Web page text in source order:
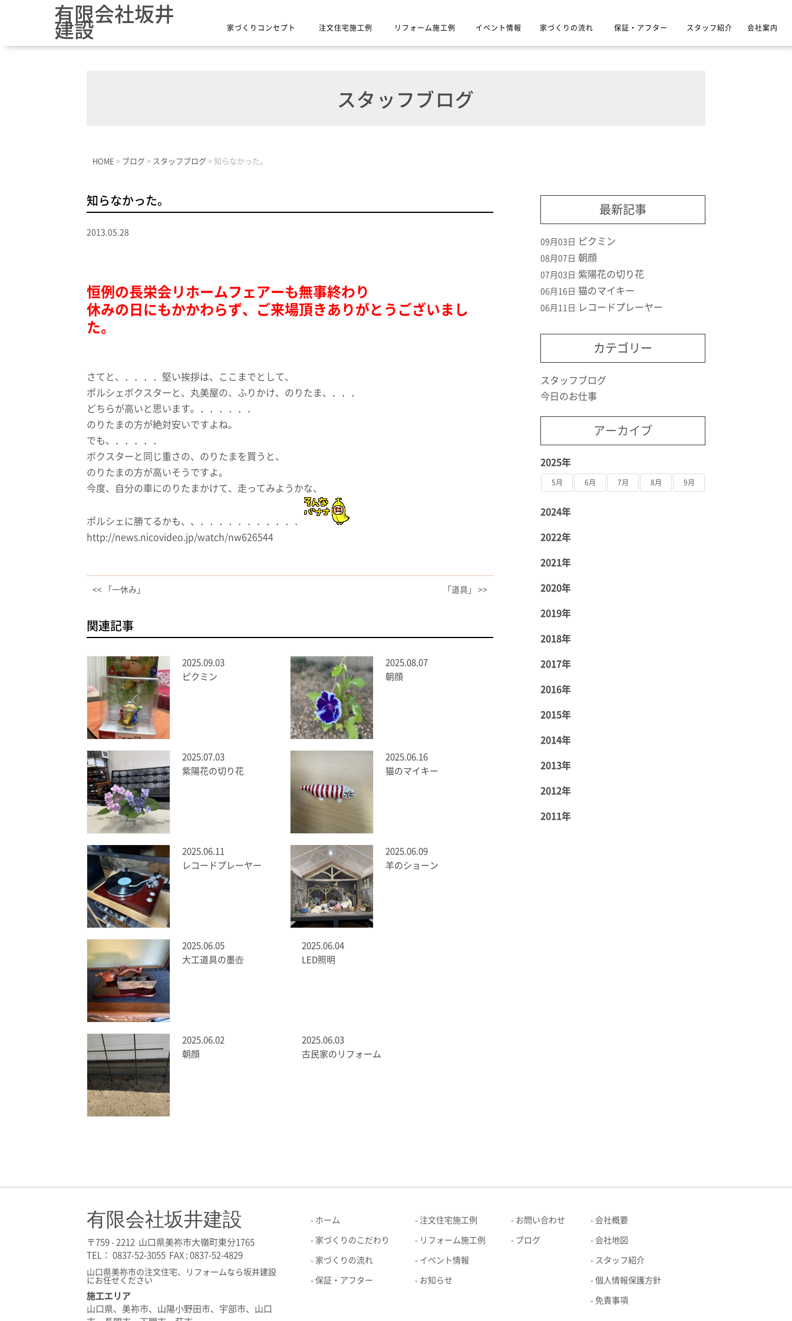
有限会社坂井
建設 家づくりコンセプト 注文住宅施工例 リフォーム施工例 イベント情報 家づくりの流れ 保証・アフター スタッフ紹介 会社案内
スタッフブログ
HOME > ブログ > スタッフブログ > 知らなかった。
知らなかった。
2013.05.28
恒例の長栄会リホームフェアーも無事終わり
休みの日にもかかわらず、ご来場頂きありがとうございまし
た。
さてと、．．．．堅い挨拶は、ここまでとして、
ポルシェボクスターと、丸美屋の、ふりかけ、のりたま、．．．
どちらが高いと思います。．．．．．．
のりたまの方が絶対安いですよね。
でも、．．．．．
ボクスターと同じ重さの、のりたまを買うと、
のりたまの方が高いそうですよ。
今度、自分の車にのりたまかけて、走ってみようかな、
ポルシェに勝てるかも、、．．．．．．．．．．．
http://news.nicovideo.jp/watch/nw626544
<< 「一休み」 「道具」 >>
関連記事
2025.09.03
ピクミン
2025.08.07
朝顔
2025.07.03
紫陽花の切り花
2025.06.16
猫のマイキー
2025.06.11
レコードプレーヤー
2025.06.09
羊のショーン
2025.06.05
大工道具の墨壺
2025.06.04
LED照明
2025.06.02
朝顔
2025.06.03
古民家のリフォーム
最新記事
09月03日 ピクミン
08月07日 朝顔
07月03日 紫陽花の切り花
06月16日 猫のマイキー
06月11日 レコードプレーヤー
カテゴリー
スタッフブログ
今日のお仕事
アーカイブ
2025年
5月 6月 7月 8月 9月
2024年
2022年
2021年
2020年
2019年
2018年
2017年
2016年
2015年
2014年
2013年
2012年
2011年
ホーム
家づくりのこだわり
家づくりの流れ
保証・アフター
注文住宅施工例
リフォーム施工例
イベント情報
お知らせ
お問い合わせ
ブログ
会社概要
会社地図
スタッフ紹介
個人情報保護方針
免責事項
有限会社坂井建設
〒759 - 2212 山口県美祢市大嶺町東分1765
TEL： 0837-52-3055 FAX : 0837-52-4829
山口県美祢市の注文住宅、リフォームなら坂井建設
にお任せください
施工エリア
山口県、美祢市、山陽小野田市、宇部市、山口